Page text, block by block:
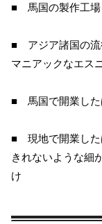
■ 馬国の製作工場
■ アジア諸国の流
マニアックなエス
■ 馬国で開業した
■ 現地で開業した
きれないような細
け